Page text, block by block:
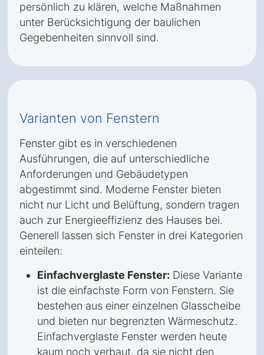
persönlich zu klären, welche Maßnahmen
unter Berücksichtigung der baulichen
Gegebenheiten sinnvoll sind.
Varianten von Fenstern
Fenster gibt es in verschiedenen
Ausführungen, die auf unterschiedliche
Anforderungen und Gebäudetypen
abgestimmt sind. Moderne Fenster bieten
nicht nur Licht und Belüftung, sondern tragen
auch zur Energieeffizienz des Hauses bei.
Generell lassen sich Fenster in drei Kategorien
einteilen:
Einfachverglaste Fenster: Diese Variante
ist die einfachste Form von Fenstern. Sie
bestehen aus einer einzelnen Glasscheibe
und bieten nur begrenzten Wärmeschutz.
Einfachverglaste Fenster werden heute
kaum noch verbaut, da sie nicht den